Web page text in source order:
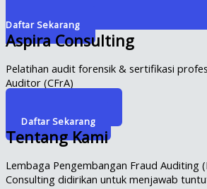
Daftar Sekarang
Aspira Consulting
Pelatihan audit forensik & sertifikasi
Auditor (CFrA)
Daftar Sekarang
Tentang Kami
Lembaga Pengembangan Fraud Auditing
Consulting didirikan untuk menjawab